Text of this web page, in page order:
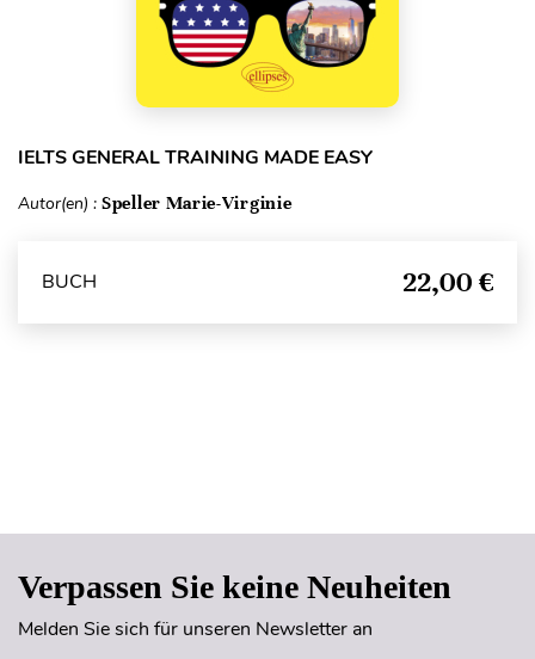
IELTS GENERAL TRAINING MADE EASY
Autor(en) : Speller Marie-Virginie
BUCH 22,00 €
Verpassen Sie keine Neuheiten
Melden Sie sich für unseren Newsletter an